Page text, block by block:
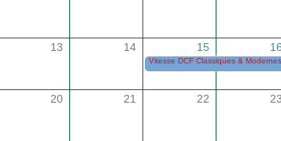
13 14 15 16
Vitesse DCF Classiques &
20 21 22 23